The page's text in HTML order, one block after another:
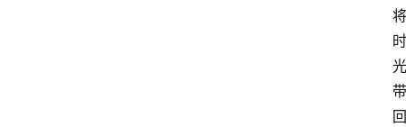
将
时
光
带
回